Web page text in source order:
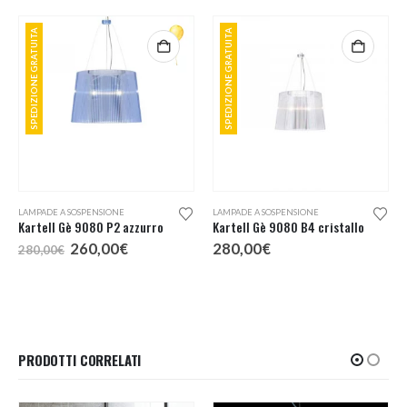
SPEDIZIONE GRATUITA
LAMPADE A SOSPENSIONE
Kartell Gè 9080 P2 azzurro
280,00€ Il
prezzo
260,00€Il
SPEDIZIONE GRATUITA
LAMPADE A SOSPENSIONE
Kartell Gè 9080 B4 cristallo
280,00€
PRODOTTI CORRELATI